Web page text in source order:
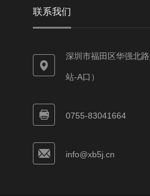
联系我们
深圳市福田区华强北
站-A口）
0755-83041664
info@xb5j.cn